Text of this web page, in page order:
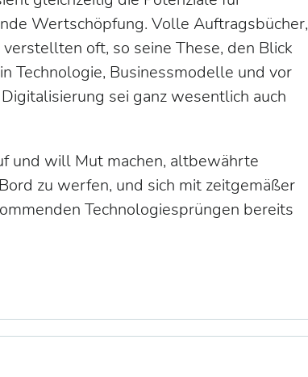
Wertschöpfung. Volle Auftragsbücher,
oft, so seine These, den Blick
Technologie, Businessmodelle und vor
sei ganz wesentlich auch
und will Mut machen, altbewährte
zu werfen, und sich mit zeitgemäßer
Technologiesprüngen bereits